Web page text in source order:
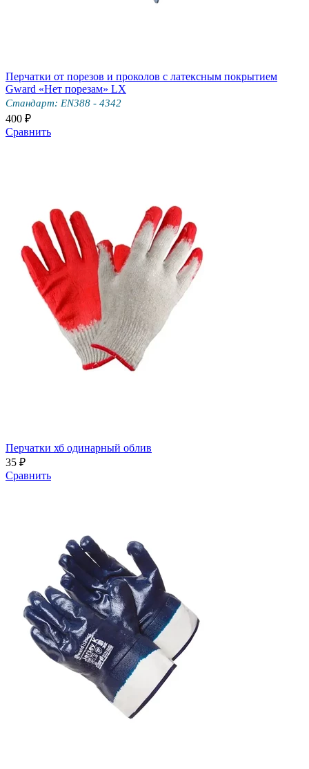
Перчатки от порезов и проколов с латексным покрытием
Gward «Нет порезам» LX
Стандарт: EN388 - 4342
400 ₽
Сравнить
Перчатки хб одинарный облив
35 ₽
Сравнить